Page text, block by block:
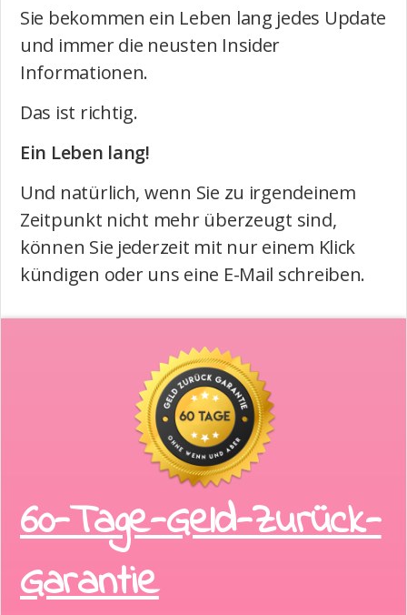
Sie bekommen ein Leben lang jedes Update
und immer die neusten Insider
Informationen.
Das ist richtig.
Ein Leben lang!
Und natürlich, wenn Sie zu irgendeinem
Zeitpunkt nicht mehr überzeugt sind,
können Sie jederzeit mit nur einem Klick
kündigen oder uns eine E-Mail schreiben.
60-Tage-Geld-Zurück-
Garantie